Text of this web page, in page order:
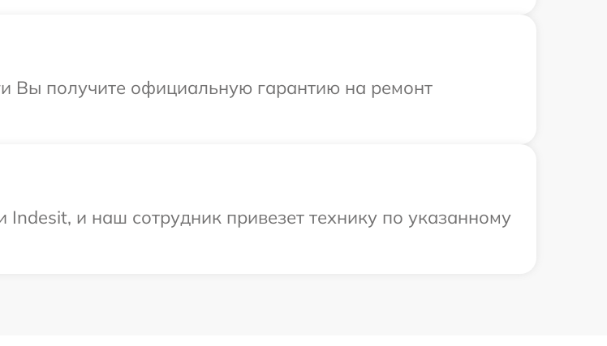
Вы получите официальную гарантию на ремонт
и наш сотрудник привезет технику по указанному